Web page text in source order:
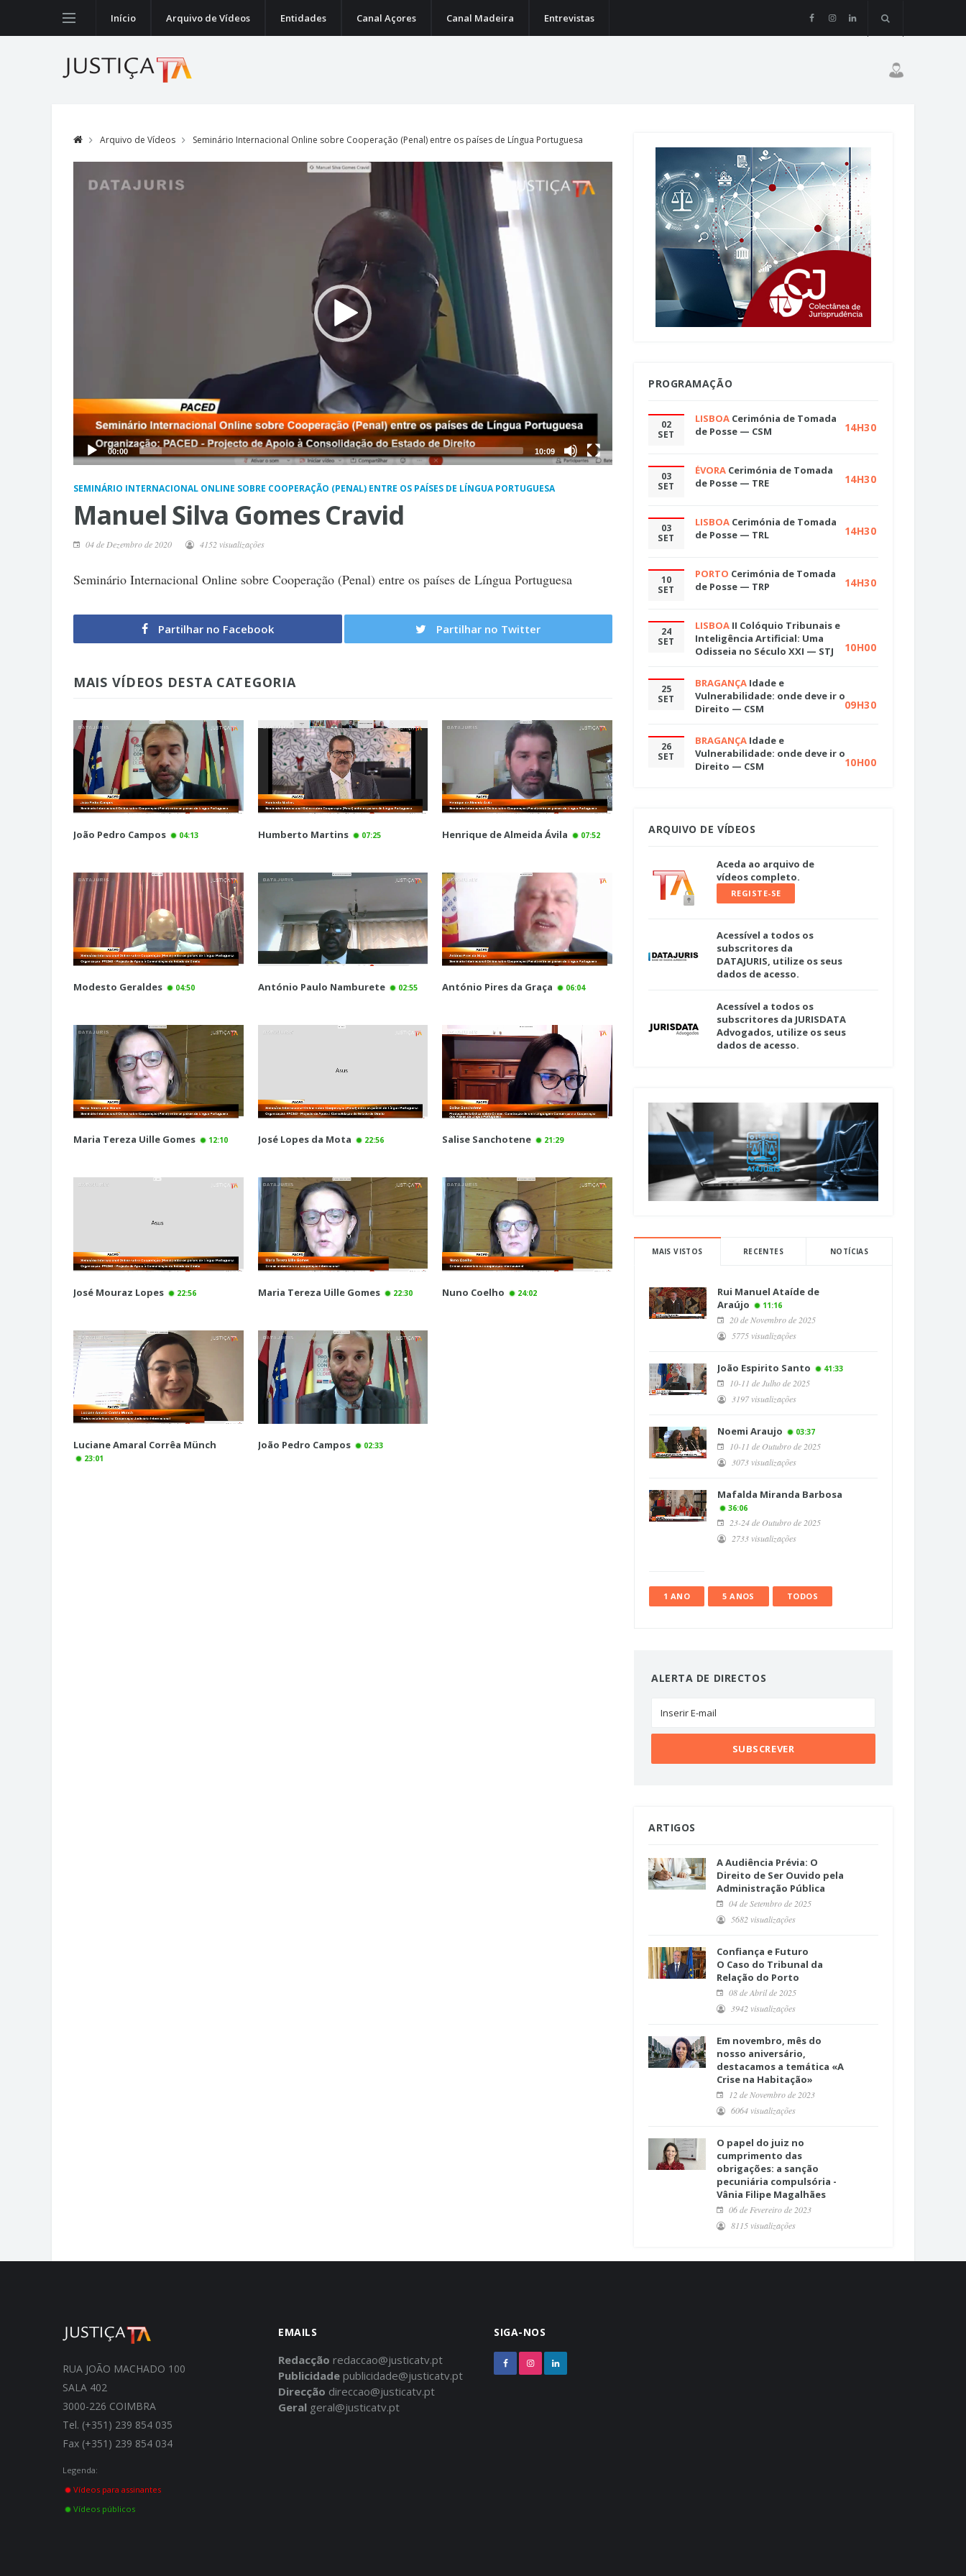
Início Arquivo de Vídeos Entidades Canal Açores Canal Madeira Entrevistas
Arquivo de Vídeos Seminário Internacional Online sobre Cooperação (Penal) entre os países de Língua Portuguesa
Player
00:00 10:09
SEMINÁRIO INTERNACIONAL ONLINE SOBRE COOPERAÇÃO (PENAL) ENTRE OS PAÍSES DE LÍNGUA PORTUGUESA
Manuel Silva Gomes Cravid
04 de Dezembro de 2020 4152 visualizações
Seminário Internacional Online sobre Cooperação (Penal) entre os países de Língua Portuguesa
Partilhar no Facebook Partilhar no Twitter
MAIS VÍDEOS DESTA CATEGORIA
João Pedro Campos 04:13 Humberto Martins 07:25 Henrique de Almeida Ávila 07:52
Modesto Geraldes 04:50 António Paulo Namburete 02:55 António Pires da Graça 06:04
Maria Tereza Uille Gomes 12:10 José Lopes da Mota 22:56 Salise Sanchotene 21:29
José Mouraz Lopes 22:56 Maria Tereza Uille Gomes 22:30 Nuno Coelho 24:02
Luciane Amaral Corrêa Münch
23:01
João Pedro Campos 02:33
PROGRAMAÇÃO
02
SET
LISBOA Cerimónia de Tomada
de Posse — CSM
14H30
03
SET
ÉVORA Cerimónia de Tomada
de Posse — TRE
14H30
03
SET
LISBOA Cerimónia de Tomada
de Posse — TRL
14H30
10
SET
PORTO Cerimónia de Tomada
de Posse — TRP
14H30
24
SET
LISBOA II Colóquio Tribunais e
Inteligência Artificial: Uma
Odisseia no Século XXI — STJ
10H00
25
SET
BRAGANÇA Idade e
Vulnerabilidade: onde deve ir o
Direito — CSM
09H30
26
SET
BRAGANÇA Idade e
Vulnerabilidade: onde deve ir o
Direito — CSM
10H00
ARQUIVO DE VÍDEOS
Aceda ao arquivo de
vídeos completo.
REGISTE-SE
Acessível a todos os
subscritores da
DATAJURIS, utilize os seus
dados de acesso.
Acessível a todos os
subscritores da JURISDATA
Advogados, utilize os seus
dados de acesso.
MAIS VISTOS RECENTES NOTÍCIAS
Rui Manuel Ataíde de
Araújo
11:16
20 de Novembro de 2025
5775 visualizações
João Espirito Santo 41:33
10-11 de Julho de 2025
3197 visualizações
Noemi Araujo 03:37
10-11 de Outubro de 2025
3073 visualizações
Mafalda Miranda Barbosa
36:06
23-24 de Outubro de 2025
2733 visualizações
1 ANO 5 ANOS TODOS
ALERTA DE DIRECTOS
ARTIGOS
A Audiência Prévia: O
Direito de Ser Ouvido pela
Administração Pública
04 de Setembro de 2025
5682 visualizações
Confiança e Futuro
O Caso do Tribunal da
Relação do Porto
08 de Abril de 2025
3942 visualizações
Em novembro, mês do
nosso aniversário,
destacamos a temática «A
Crise na Habitação»
12 de Novembro de 2023
6064 visualizações
O papel do juiz no
cumprimento das
obrigações: a sanção
pecuniária compulsória -
Vânia Filipe Magalhães
06 de Fevereiro de 2023
8115 visualizações
RUA JOÃO MACHADO 100
SALA 402
3000-226 COIMBRA
Tel. (+351) 239 854 035
Fax (+351) 239 854 034
Legenda:
Vídeos para assinantes
Vídeos públicos
EMAILS
Redacção redaccao@justicatv.pt
Publicidade publicidade@justicatv.pt
Direcção direccao@justicatv.pt
Geral geral@justicatv.pt
SIGA-NOS